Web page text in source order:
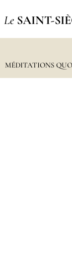
Le SAINT-
MÉDITATIONS